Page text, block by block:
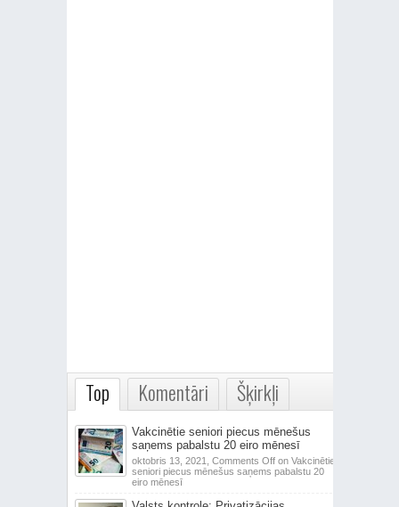
Top Komentāri Šķirkļi
Vakcinētie seniori piecus mēnešus
saņems pabalstu 20 eiro mēnesī
oktobris 13, 2021, Comments Offon Vakcinētie
seniori piecus mēnešus saņems pabalstu 20
eiro mēnesī